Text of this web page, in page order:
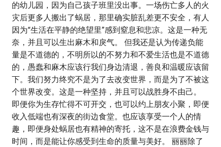
的幼儿园，因为自己孩子班里没出事。一场伤亡多人的火
灾后更多人搬出了蜗居，那里确实脏乱差更不安全，有人
因为“生活在平静的绝望里”感到窒息和悲凉。这是一种无
奈，并且可以生出麻木和戾气。 但我还是认为传递负能
量是不道德的，不明所以的不努力和不爱生活也是不道德
的，愚蠢和麻木应该行我们身边清退，善良和温暖应该留
下。我们努力终究不是为了去改变世界，而是为了不被这
个世界改变。这是一种坚持，并且可以战胜身不由己。
即便你为生存忙得不可开交，也可以约上朋友小聚，即便
收入低端也有深夜的街边食堂。也应该享受一个人的情
趣，即便身处蜗居也有精神的寄托，这不是在浪费金钱与
时间，而是能让你感受到生命的质量与美好。 丽丽除了